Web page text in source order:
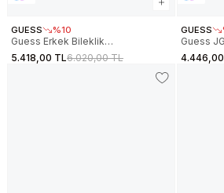
GUESS %10
Guess Erkek Bileklik
JGUJUMB04032JWSTBKTU
5.418,00 TL6.020,00 TL
GUESS
Guess
Erkek